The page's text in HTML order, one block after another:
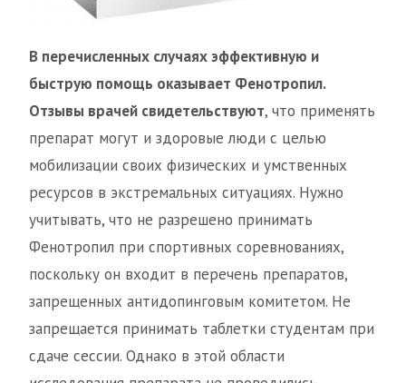
В перечисленных случаях эффективную и
быструю помощь оказывает Фенотропил.
Отзывы врачей свидетельствуют, что применять
препарат могут и здоровые люди с целью
мобилизации своих физических и умственных
ресурсов в экстремальных ситуациях. Нужно
учитывать, что не разрешено принимать
Фенотропил при спортивных соревнованиях,
поскольку он входит в перечень препаратов,
запрещенных антидопинговым комитетом. Не
запрещается принимать таблетки студентам при
сдаче сессии. Однако в этой области